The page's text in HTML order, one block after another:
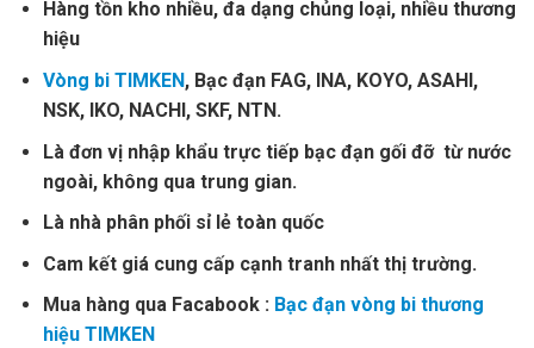
Hàng tồn kho nhiều, đa dạng chủng loại, nhiều thương
hiệu
Vòng bi TIMKEN, Bạc đạn FAG, INA, KOYO, ASAHI,
NSK, IKO, NACHI, SKF, NTN.
Là đơn vị nhập khẩu trực tiếp bạc đạn gối đỡ từ nước
ngoài, không qua trung gian.
Là nhà phân phối sỉ lẻ toàn quốc
Cam kết giá cung cấp cạnh tranh nhất thị trường.
Mua hàng qua Facabook : Bạc đạn vòng bi thương
hiệu TIMKEN